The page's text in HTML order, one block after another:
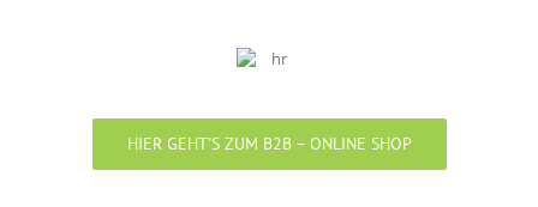
HIER GEHT’S ZUM B2B – ONLINE SHOP